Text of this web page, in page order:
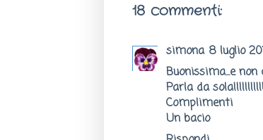
18 commenti:
simona 8 luglio
Buonissima...e
Parla da
Complimenti
Un bacio